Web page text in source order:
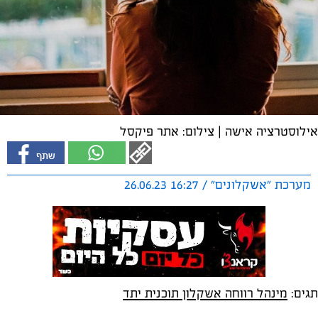
אילוסטרציה אישה | צילום: אתר פיקסל
מערכת "אשקלונים" / 16:27 26.06.23
תגים: מינהל רווחה אשקלון תוכנית יתד